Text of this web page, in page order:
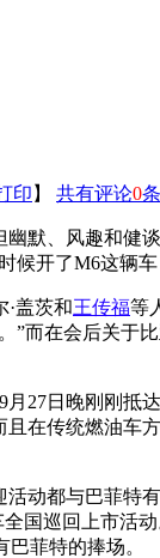
印 】 共有评论0条
默、风趣和健
候开了M6这辆
·盖茨和王传福等
”而在会后关于
27日晚刚刚抵
在传统燃油车
动都与巴菲特
国巡回上市活
菲特的捧场。